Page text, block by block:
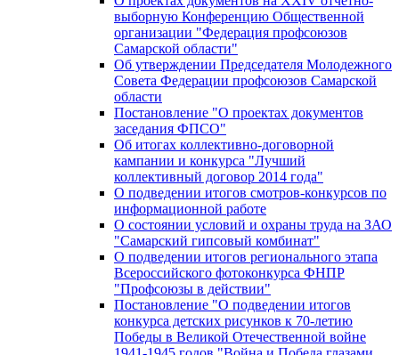
выборную Конференцию Общественной
организации "Федерация профсоюзов
Самарской области"
Об утверждении Председателя Молодежного
Совета Федерации профсоюзов Самарской
области
Постановление "О проектах документов
заседания ФПСО"
Об итогах коллективно-договорной
кампании и конкурса "Лучший
коллективный договор 2014 года"
О подведении итогов смотров-конкурсов по
информационной работе
О состоянии условий и охраны труда на ЗАО
"Самарский гипсовый комбинат"
О подведении итогов регионального этапа
Всероссийского фотоконкурса ФНПР
"Профсоюзы в действии"
Постановление "О подведении итогов
конкурса детских рисунков к 70-летию
Победы в Великой Отечественной войне